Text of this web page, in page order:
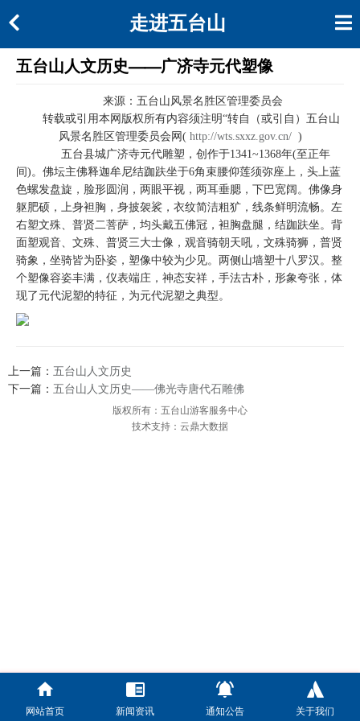
走进五台山
五台山人文历史——广济寺元代塑像
来源：五台山风景名胜区管理委员会
转载或引用本网版权所有内容须注明“转自（或引自）五台山
风景名胜区管理委员会网( http://wts.sxxz.gov.cn/)
五台县城广济寺元代雕塑，创作于1341~1368年(至正年
间)。佛坛主佛释迦牟尼结跏趺坐于6角束腰仰莲须弥座上，头上蓝
色螺发盘旋，脸形圆润，两眼平视，两耳垂腮，下巴宽阔。佛像身
躯肥硕，上身袒胸，身披袈裟，衣纹简洁粗犷，线条鲜明流畅。左
右塑文殊、普贤二菩萨，均头戴五佛冠，袒胸盘腿，结跏趺坐。背
面塑观音、文殊、普贤三大士像，观音骑朝天吼，文殊骑狮，普贤
骑象，坐骑皆为卧姿，塑像中较为少见。两侧山墙塑十八罗汉。整
个塑像容姿丰满，仪表端庄，神态安祥，手法古朴，形象夸张，体
现了元代泥塑的特征，为元代泥塑之典型。
上一篇： 五台山人文历史
下一篇： 五台山人文历史——佛光寺唐代石雕佛
版权所有：五台山游客服务中心
技术支持：云鼎大数据
网站首页 新闻资讯 通知公告 关于我们